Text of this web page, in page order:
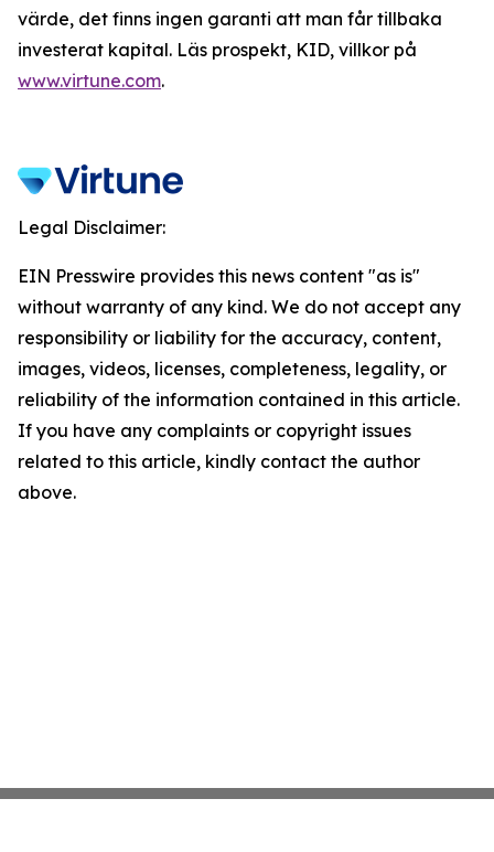
värde, det finns ingen garanti att man får tillbaka
investerat kapital. Läs prospekt, KID, villkor på
www.virtune.com.
Legal Disclaimer:
EIN Presswire provides this news content "as is"
without warranty of any kind. We do not accept any
responsibility or liability for the accuracy, content,
images, videos, licenses, completeness, legality, or
reliability of the information contained in this article.
If you have any complaints or copyright issues
related to this article, kindly contact the author
above.